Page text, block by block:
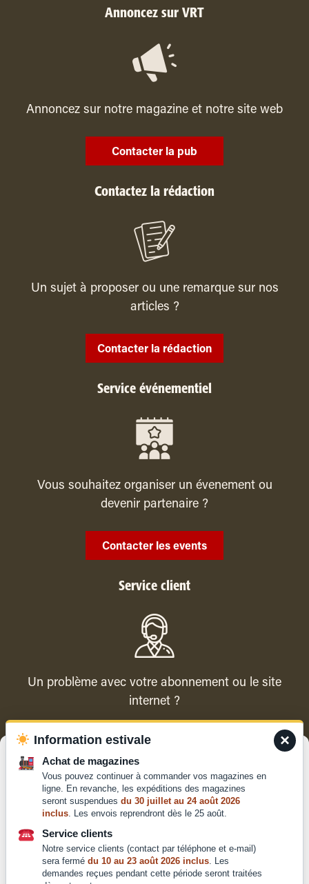
Pour offrir les meilleures expériences, nous utilisons des technologies
telles que les cookies pour stocker et/ou accéder aux informations des
appareils. Le fait de consentir à ces technologies nous permettra de
traiter des données telles que le comportement de navigation ou les ID
uniques sur ce site. Le fait de ne pas consentir ou de retirer son
consentement peut avoir un effet négatif sur certaines caractéristiques
et fonctions.
Annoncez sur VRT
Annoncez sur notre magazine et notre site web
Contacter la pub
Contactez la rédaction
Un sujet à proposer ou une remarque sur nos
articles ?
Contacter la rédaction
Service événementiel
Vous souhaitez organiser un évenement ou
devenir partenaire ?
Contacter les events
Service client
Un problème avec votre abonnement ou le site
internet ?
Contacter le service client
Mentions légales
Conditions générales de
vente et d'utilisation
×
Information estivale
Achat de magazines
Vous pouvez continuer à commander vos magazines en
ligne. En revanche, les expéditions des magazines
seront suspendues du 30 juillet au 24 août 2026
inclus. Les envois reprendront dès le 25 août.
Service clients
Notre service clients (contact par téléphone et e-mail)
sera fermé du 10 au 23 août 2026 inclus. Les
demandes reçues pendant cette période seront traitées